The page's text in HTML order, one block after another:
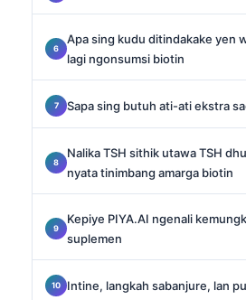
Apa sing kudu ditindakake yen
lagi ngonsumsi biotin
Sapa sing butuh ati-ati ekstra
Nalika TSH sithik utawa TSH
nyata tinimbang amarga biotin
Kepiye PIYA.AI ngenali
suplemen
Intine, langkah sabanjure, lan